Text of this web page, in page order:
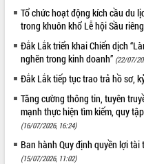
Tổ chức hoạt động kích cầu du
trong khuôn khổ Lễ hội Sầu
Đắk Lắk triển khai Chiến dịch
nghẽn trong kinh doanh” (22/07/
Đắk Lắk tiếp tục trao trả hồ sơ,
Tăng cường thông tin, tuyên
mạnh thực hiện tìm kiếm, quy
(16/07/2026, 16:24)
Ban hành Quy định quyền lợi
(15/07/2026, 11:02)